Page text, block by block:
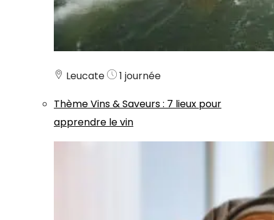
Leucate
1 journée
ThèmeVins & Saveurs: 7 lieux pour
apprendre le vin